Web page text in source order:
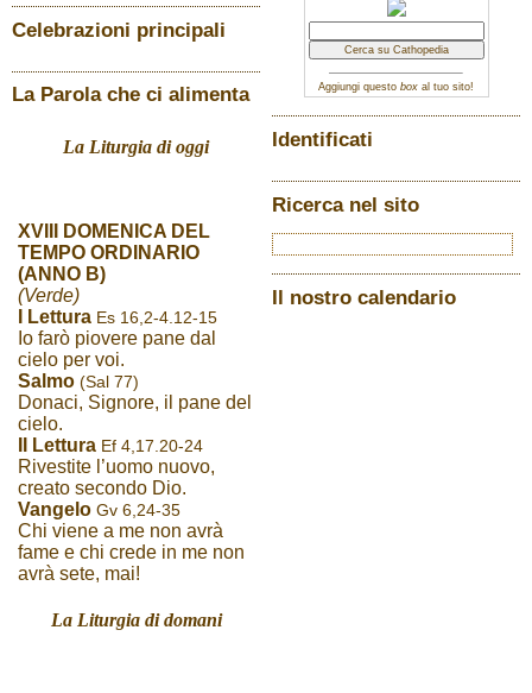
Celebrazioni principali
La Parola che ci alimenta
La Liturgia di oggi
XVIII DOMENICA DEL
TEMPO ORDINARIO
(ANNO B)
(Verde)
I Lettura Es 16,2-4.12-15
Io farò piovere pane dal
cielo per voi.
Salmo (Sal 77)
Donaci, Signore, il pane del
cielo.
II Lettura Ef 4,17.20-24
Rivestite l’uomo nuovo,
creato secondo Dio.
Vangelo Gv 6,24-35
Chi viene a me non avrà
fame e chi crede in me non
avrà sete, mai!
La Liturgia di domani
Aggiungi questo box al tuo sito!
Identificati
Ricerca nel sito
Il nostro calendario